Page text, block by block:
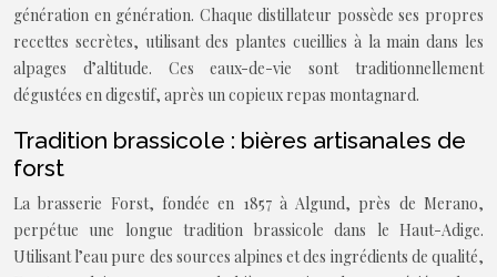
génération en génération. Chaque distillateur possède ses propres
recettes secrètes, utilisant des plantes cueillies à la main dans les
alpages d’altitude. Ces eaux-de-vie sont traditionnellement
dégustées en digestif, après un copieux repas montagnard.
Tradition brassicole : bières artisanales de
forst
La brasserie Forst, fondée en 1857 à Algund, près de Merano,
perpétue une longue tradition brassicole dans le Haut-Adige.
Utilisant l’eau pure des sources alpines et des ingrédients de qualité,